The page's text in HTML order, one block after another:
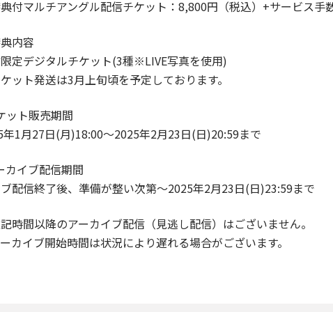
典付マルチアングル配信チケット：8,800円（税込）+サービス手
内容
定デジタルチケット(3種※LIVE写真を使用)
ット発送は3月上旬頃を予定しております。
ット販売期間
年1月27日(月)18:00〜2025年2月23日(日)20:59まで
カイブ配信期間
配信終了後、準備が整い次第〜2025年2月23日(日)23:59まで
時間以降のアーカイブ配信（見逃し配信）はございません。
カイブ開始時間は状況により遅れる場合がございます。